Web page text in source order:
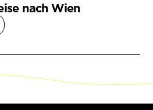
nach Wien